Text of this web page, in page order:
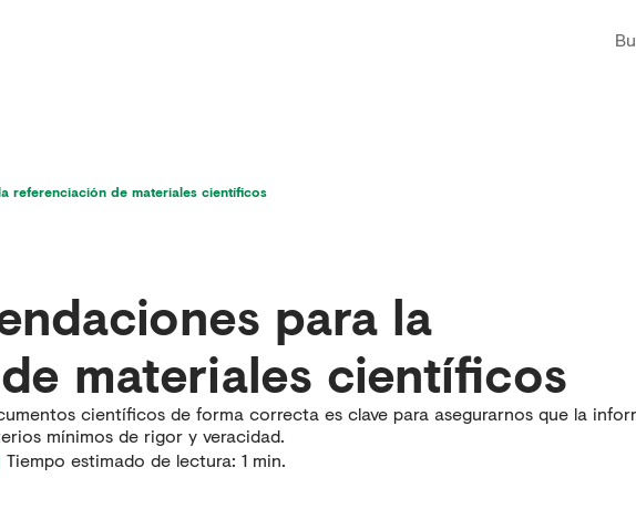
referenciación de materiales científicos
para la
materiales científicos
científicos de forma correcta es clave para asegurarnos que la
mínimos de rigor y veracidad.
Tiempo estimado de lectura: 1 min.